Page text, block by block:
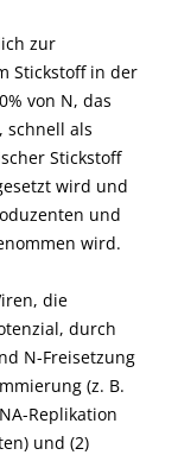
zur
Stickstoff in der
von N, das
schnell als
Stickstoff
wird und
und
wird.
die
durch
N-Freisetzung
(z. B.
Replikation
und (2)